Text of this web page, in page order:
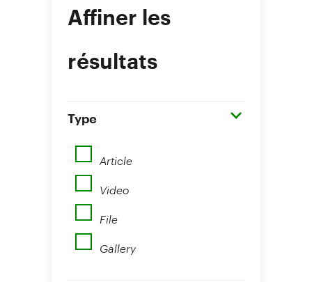
Affiner les
résultats
Type
Article
Video
File
Gallery